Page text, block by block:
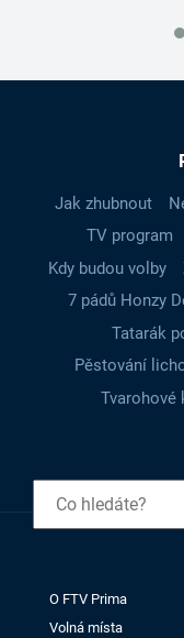
Jak zhubnout
TV program
Kdy budou volby
7 pádů Honzy
Tatarák
Pěstování
Tvarohové
O FTV Prima
Volná místa